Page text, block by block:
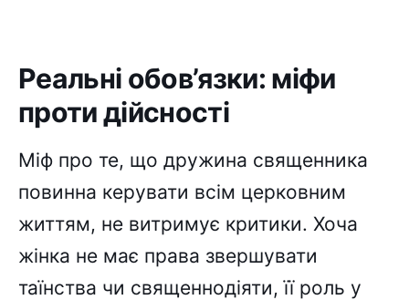
Реальні обов’язки: міфи
проти дійсності
Міф про те, що дружина священника
повинна керувати всім церковним
життям, не витримує критики. Хоча
жінка не має права звершувати
таїнства чи священнодіяти, її роль у